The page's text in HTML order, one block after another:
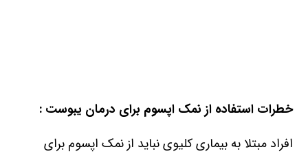
خطرات استفاده از نمک اپسوم برای درمان یبوست :
افراد مبتلا به بیماری کلیوی نباید از نمک اپسوم برای